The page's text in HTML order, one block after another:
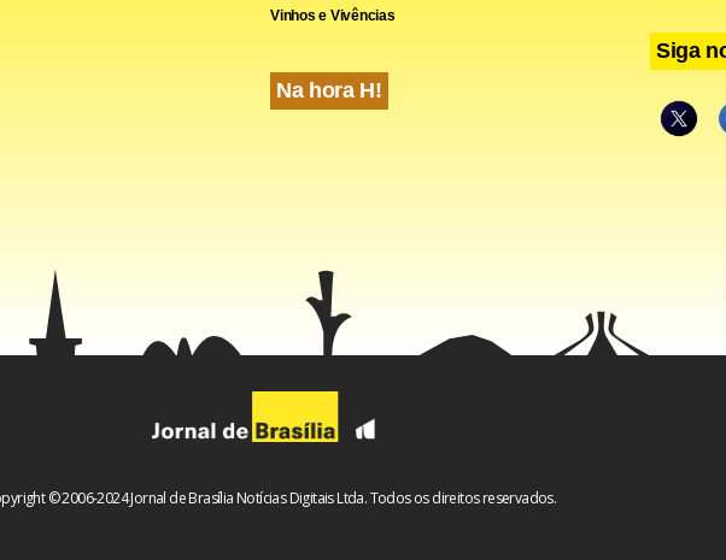
Vinhos e Vivências
Na hora H!
Siga
© 2006-2024 Jornal de Brasília Notícias Digitais Ltda. Todos os direitos reservados.